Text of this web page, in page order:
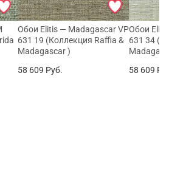
Обои Elitis — Madagascar VP
631 19 (Коллекция Raffia &
Madagascar )
58 609 Руб.
Обои
631 34
58 609